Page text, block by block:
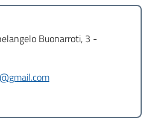
Buonarroti, 3 -